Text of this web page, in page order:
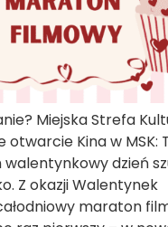
Miejska Strefa
otwarcie Kina w MSK:
dzień
Z okazji Walentynek
maraton